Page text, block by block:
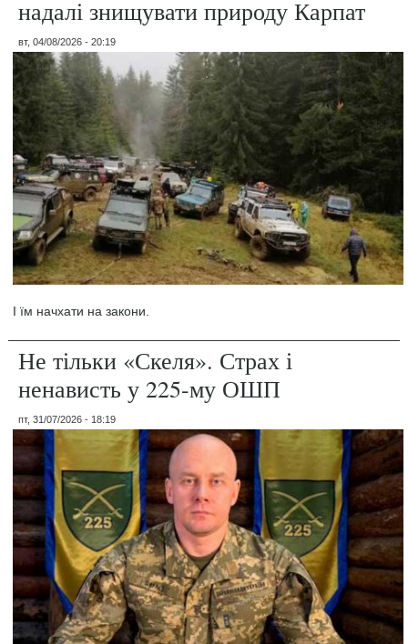
надалі знищувати природу Карпат
вт, 04/08/2026 - 20:19
І їм начхати на закони.
Не тільки «Скеля». Страх і
ненависть у 225-му ОШП
пт, 31/07/2026 - 18:19